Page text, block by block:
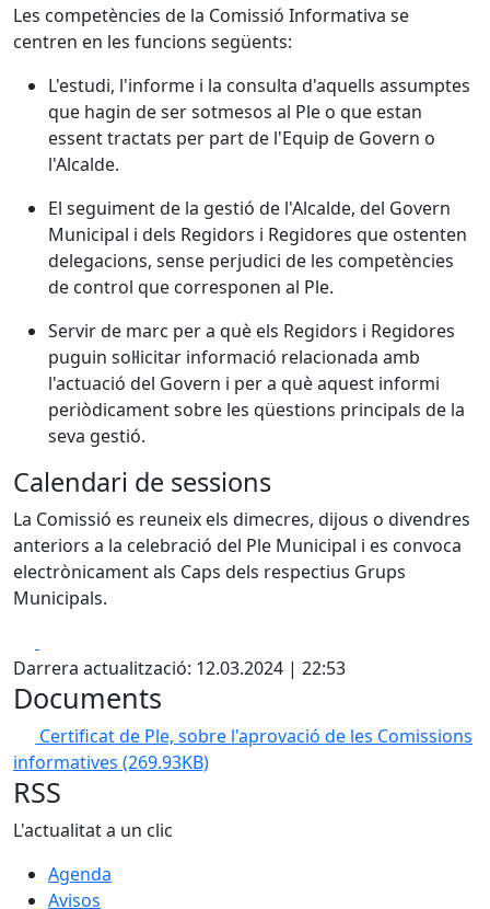
Les competències de la Comissió Informativa se
centren en les funcions següents:
L'estudi, l'informe i la consulta d'aquells assumptes
que hagin de ser sotmesos al Ple o que estan
essent tractats per part de l'Equip de Govern o
l'Alcalde.
El seguiment de la gestió de l'Alcalde, del Govern
Municipal i dels Regidors i Regidores que ostenten
delegacions, sense perjudici de les competències
de control que corresponen al Ple.
Servir de marc per a què els Regidors i Regidores
puguin sol·licitar informació relacionada amb
l'actuació del Govern i per a què aquest informi
periòdicament sobre les qüestions principals de la
seva gestió.
Calendari de sessions
La Comissió es reuneix els dimecres, dijous o divendres
anteriors a la celebració del Ple Municipal i es convoca
electrònicament als Caps dels respectius Grups
Municipals.
Darrera actualització: 12.03.2024 | 22:53
Documents
Certificat de Ple, sobre l'aprovació de les Comissions
informatives (269.93KB)
RSS
L'actualitat a un clic
Agenda
Avisos